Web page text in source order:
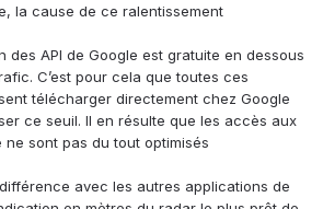
la cause de ce ralentissement
des API de Google est gratuite en dessous
C’est pour cela que toutes ces
télécharger directement chez Google
ce seuil. Il en résulte que les accès aux
sont pas du tout optimisés
avec les autres applications de